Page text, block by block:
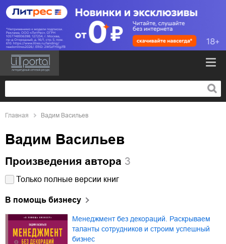
Главная Вадим Васильев
Вадим Васильев
Произведения автора 3
Только полные версии книг
В помощь бизнесу
Менеджмент без декораций. Раскрываем
таланты сотрудников и строим успешный
бизнес